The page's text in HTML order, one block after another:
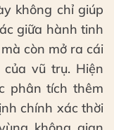
không chỉ giúp
giữa hành tinh
còn mở ra cái
vũ trụ. Hiện
phân tích thêm
chính xác thời